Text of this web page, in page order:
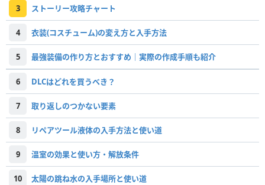
3 ストーリー攻略チャート
4 衣装(コスチューム)の変え方と入手方法
5 最強装備の作り方とおすすめ｜実際の作成手順も紹介
6 DLCはどれを買うべき？
7 取り返しのつかない要素
8 リペアツール液体の入手方法と使い道
9 温室の効果と使い方・解放条件
10 太陽の跳ね水の入手場所と使い道